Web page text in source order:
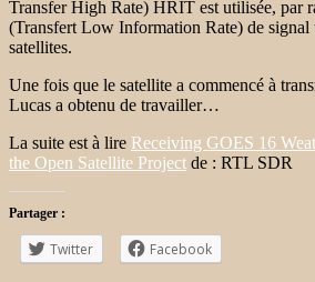
Transfer High Rate) HRIT est utilisée, par
(Transfert Low Information Rate) de signal
satellites.
Une fois que le satellite a commencé à
Lucas a obtenu de travailler…
La suite est à lire Receiving GOES 16
the Open Satellite Project de : RTL SDR
Partager :
Twitter Facebook